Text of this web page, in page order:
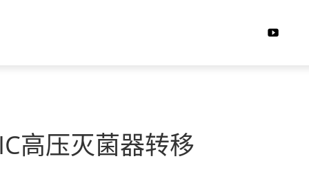
高压灭菌器转移